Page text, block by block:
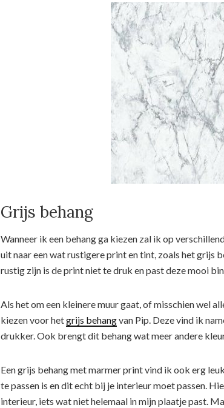
Grijs behang
Wanneer ik een behang ga kiezen zal ik op
uit naar een wat rustigere print en tint, zoals het grijs
rustig zijn is de print niet te druk en past deze mooi
Als het om een kleinere muur gaat, of misschien wel
kiezen voor hetgrijs behangvan Pip. Deze vind ik
drukker. Ook brengt dit behang wat meer andere
Een grijs behang met marmer print vind ik ook erg
te passen is en dit echt bij je interieur moet passen.
interieur, iets wat niet helemaal in mijn plaatje past.